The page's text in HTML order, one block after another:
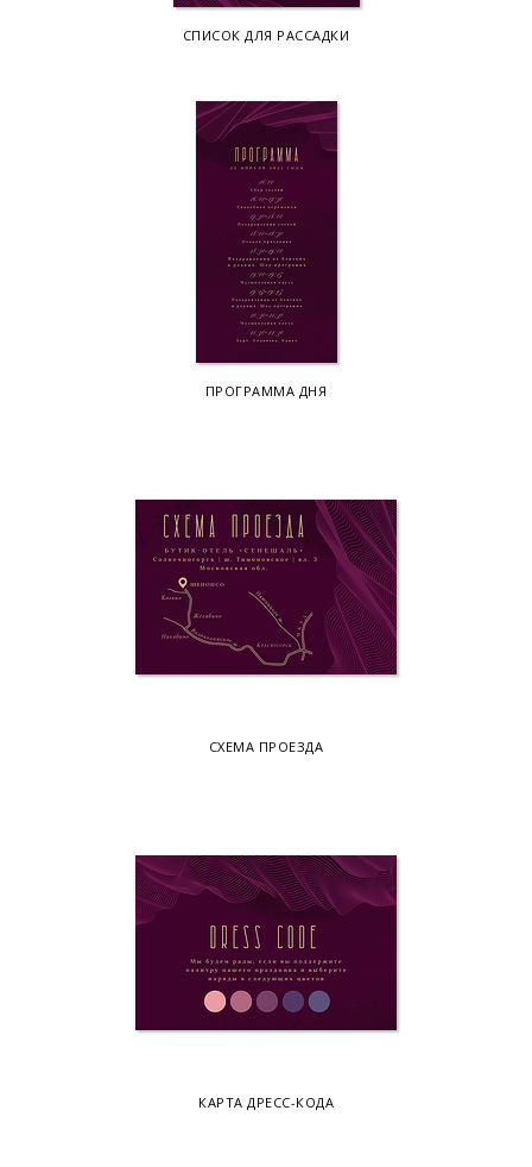
СПИСОК ДЛЯ РАССАДКИ
ПРОГРАММА ДНЯ
СХЕМА ПРОЕЗДА
КАРТА ДРЕСС-КОДА